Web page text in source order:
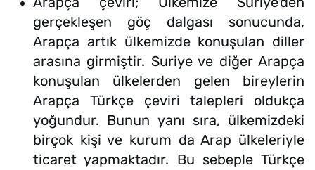
gerçekleşen göç dalgası sonucunda,
Arapça artık ülkemizde konuşulan diller
arasına girmiştir. Suriye ve diğer Arapça
konuşulan ülkelerden gelen bireylerin
Arapça Türkçe çeviri talepleri oldukça
yoğundur. Bunun yanı sıra, ülkemizdeki
birçok kişi ve kurum da Arap ülkeleriyle
ticaret yapmaktadır. Bu sebeple Türkçe